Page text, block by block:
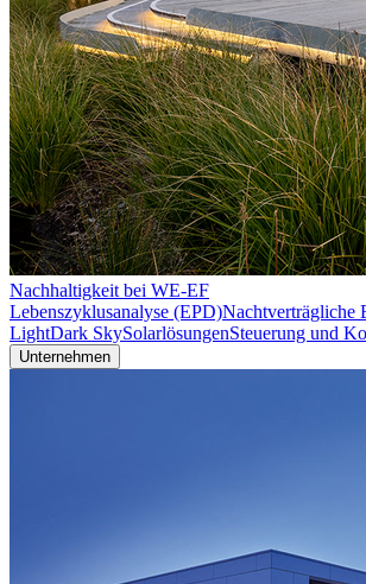
Nachhaltigkeit bei WE-EF
Lebenszyklusanalyse (EPD)Nachtverträgliche
LightDark SkySolarlösungenSteuerung und
Unternehmen